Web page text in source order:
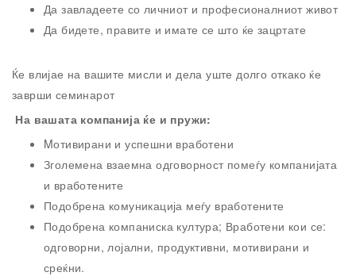
Да завладеете со личниот и професионалниот живот
Да бидете, правите и имате се што ќе зацртате
Ќе влијае на вашите мисли и дела уште долго откако ќе
заврши семинарот
На вашата компанија ќе и пружи:
Mотивирани и успешни вработени
Зголемена взаемна одговорност помеѓу компанијата
и вработените
Подобрена комуникација меѓу вработените
Подобрена компаниска култура; Вработени кои се:
одговорни, лојални, продуктивни, мотивирани и
среќни.